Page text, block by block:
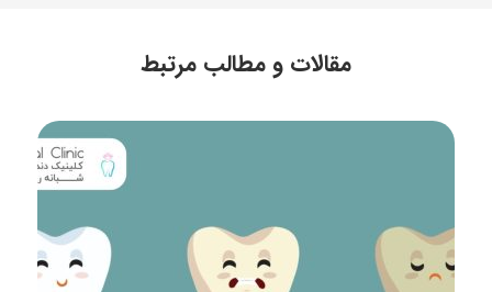
مقالات و مطالب مرتبط